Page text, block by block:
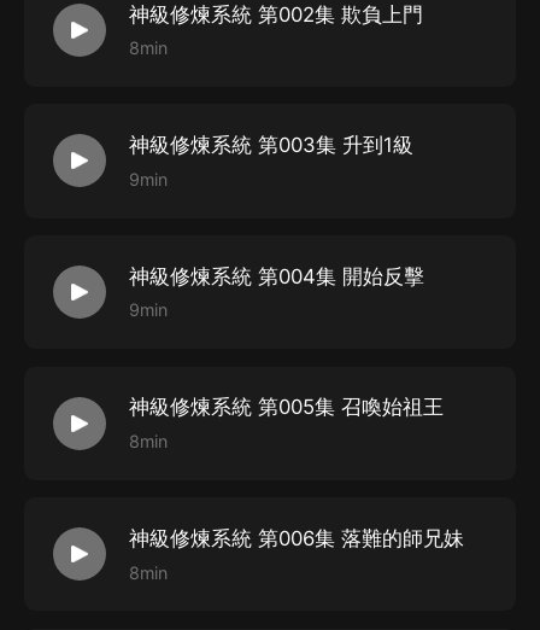
9.肥貓飾-吳振/劉文林 代表作/《重生之將門庶女》等
12. 華年有聲飾-開元宗二長老等 代表作《一家子》等
16. 有聲的士心飾-何元生/王忠等 代表作《重生之將門庶
代表作品《哈爾的移動城堡三部曲
統》
20.句讀先生飾-宇文穆/文英哲等
神級修煉系統 第002集 欺負上門
8min
神級修煉系統 第003集 升到1級
9min
神級修煉系統 第004集 開始反擊
9min
神級修煉系統 第005集 召喚始祖王
8min
神級修煉系統 第006集 落難的師兄妹
8min